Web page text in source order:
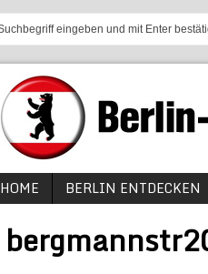
HOME BERLIN ENTDECKEN